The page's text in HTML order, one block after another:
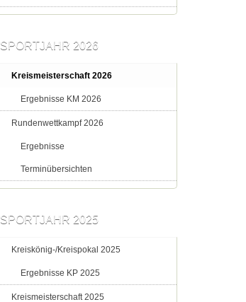
SPORTJAHR 2026
Kreismeisterschaft 2026
Ergebnisse KM 2026
Rundenwettkampf 2026
Ergebnisse
Terminübersichten
SPORTJAHR 2025
Kreiskönig-/Kreispokal 2025
Ergebnisse KP 2025
Kreismeisterschaft 2025